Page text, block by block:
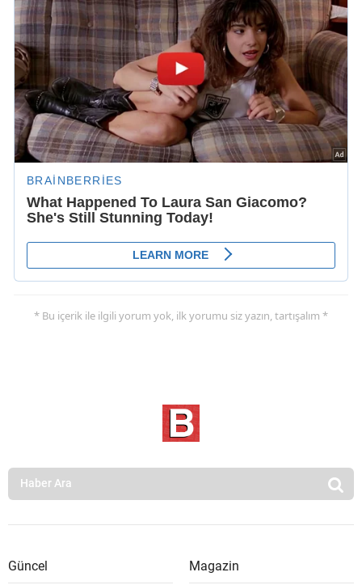
* Bu içerik ile ilgili yorum yok, ilk yorumu siz yazın, tartışalım *
Güncel Magazin